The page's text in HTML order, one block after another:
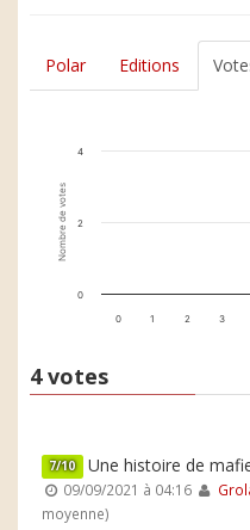
Polar Editions
Nombre de votes
0 1 2 3
0
2
4
4 votes
7/10 Une histoire de
09/09/2021 à 04:16
moyenne)